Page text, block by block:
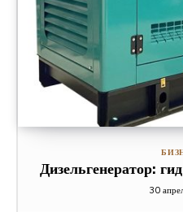
Дизельгенератор:
30